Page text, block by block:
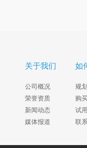
关于我们
公司概况
荣誉资质
新闻动态
媒体报道
如
规
购
试
联